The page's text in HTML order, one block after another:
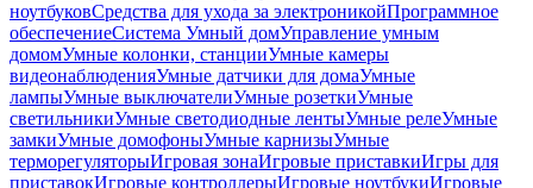
ноутбуковСредства для ухода за электроникойПрограммное
обеспечениеСистема Умный домУправление умным
домомУмные колонки, станцииУмные камеры
видеонаблюденияУмные датчики для домаУмные
лампыУмные выключателиУмные розеткиУмные
светильникиУмные светодиодные лентыУмные релеУмные
замкиУмные домофоныУмные карнизыУмные
терморегуляторыИгровая зонаИгровые приставкиИгры для
приставокИгровые контроллерыИгровые ноутбукиИгровые